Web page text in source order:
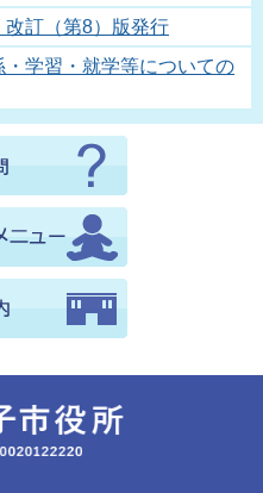
訂（第8）版発行
学習・就学等についての